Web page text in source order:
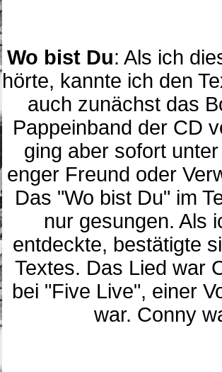
Wo bist Du: Als ich
hörte, kannte ich den
auch zunächst das
Pappeinband der CD
ging aber sofort
enger Freund oder
Das "Wo bist Du" im
nur gesungen. Als
entdeckte, bestätigte
Textes. Das Lied war
bei "Five Live", einer
war. Conny